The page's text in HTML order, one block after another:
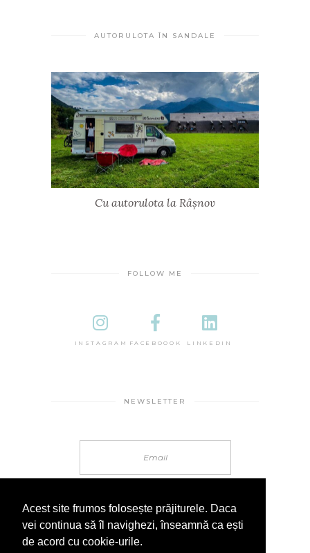
AUTORULOTA ÎN SANDALE
Cu autorulota la Râșnov
FOLLOW ME
INSTAGRAM FACEBOOOK LINKEDIN
NEWSLETTER
Acest site frumos folosește prăjiturele. Daca
vei continua să îl navighezi, înseamnă ca ești
de acord cu cookie-urile.